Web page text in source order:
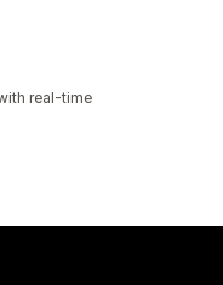
real-time